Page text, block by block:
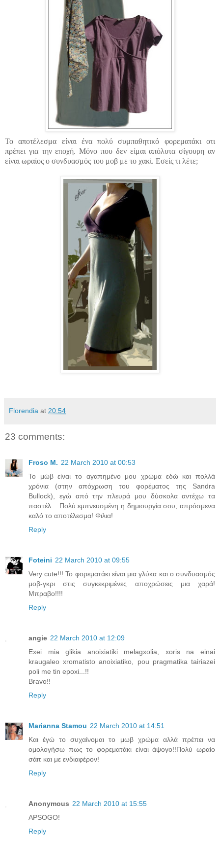
Το αποτέλεσμα είναι ένα πολύ συμπαθητικό φορεματάκι οτι
πρέπει για την εποχή. Μόνο που δεν είμαι απόλυτα σίγουρη αν
είναι ωραίος ο συνδυασμός του μοβ με το χακί. Εσείς τι λέτε;
Florendia at 20:54
23 comments:
Froso M. 22 March 2010 at 00:53
To μώβ είναι το αγαπημένο μου χρώμα εδώ και πολλά
χρόνια (στην απόχρωση του φορέματος της Sandra
Bullock), εγώ από την πλευρά μου δύσκολα αντέχω τα
παστέλ... Πολύ εμπνευσμένη η δημιουργία σου, απρόσμενα
καλό το αποτέλεσμα! Φιλια!
Reply
Foteini 22 March 2010 at 09:55
Very cute!!! Το φορεματάκι είναι μια γλύκα και ο συνδυασμός
μοβ-γκρι στις συγκεκριμένες αποχρώσεις μια χαρά!
Μπραβο!!!!
Reply
angie 22 March 2010 at 12:09
Exei mia glikia anoixiatiki melagxolia, xoris na einai
kraugaleo xromatisto anoixiatiko, pou pragmatika tairiazei
poli me tin epoxi...!!
Bravo!!
Reply
Marianna Stamou 22 March 2010 at 14:51
Και έγώ το συχαίνομαι το μωβ χρώμα αλλά πρέπει να
ομολογήσω πως το φορεματάκι είναι άψογο!!Πολύ ωραίο
σάιτ και με ενδιαφέρον!
Reply
Anonymous 22 March 2010 at 15:55
APSOGO!
Reply